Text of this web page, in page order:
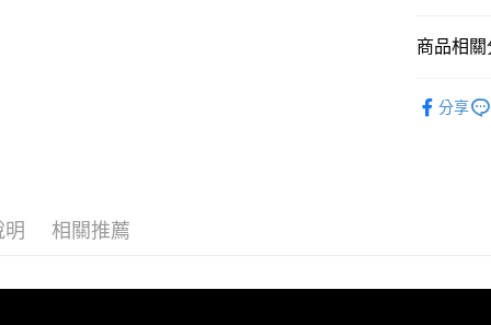
付客戶支
１．透過
交易，需
宅配
商品相關
分享
明 相關推薦